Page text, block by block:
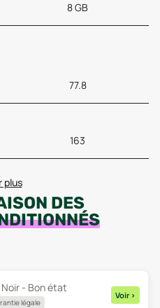
8 GB
77.8
163
plus
DES
Noir - Bon état
légale
Voir >